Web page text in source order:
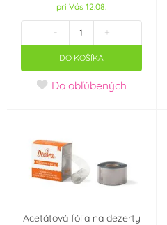
pri Vás 12.08.
- +
DO KOŠÍKA
Do obľúbených
Acetátová fólia na dezerty